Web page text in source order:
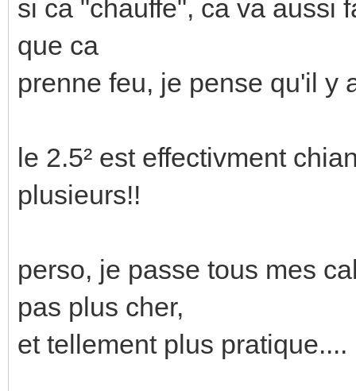
si ca "chauffe", ca va aussi
que ca
prenne feu, je pense qu'il y
le 2.5² est effectivment
plusieurs!!
perso, je passe tous mes
pas plus cher,
et tellement plus pratique....